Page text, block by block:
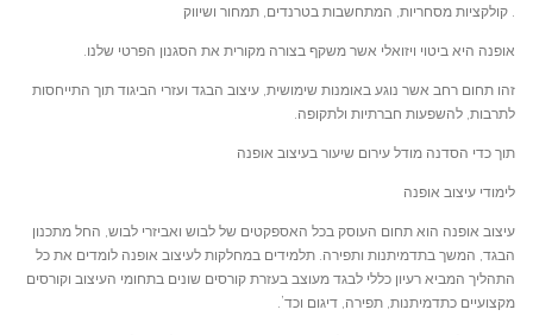
. קולקציות מסחריות, המתחשבות בטרנדים, תמחור ושיווק
אופנה היא ביטוי ויזואלי אשר משקף בצורה מקורית את הסגנון הפרטי שלנו.
זהו תחום רחב אשר נוגע באומנות שימושית, עיצוב הבגד ועזרי הביגוד תוך התייחסות
לתרבות, להשפעות חברתיות ולתקופה.
תוך כדי הסדנה מודל עירום שיעור בעיצוב אופנה
לימודי עיצוב אופנה
עיצוב אופנה הוא תחום העוסק בכל האספקטים של לבוש ואביזרי לבוש, החל מתכנון
הבגד, המשך בתדמיתנות ותפירה. תלמידים במחלקות לעיצוב אופנה לומדים את כל
התהליך המביא רעיון כללי לבגד מעוצב בעזרת קורסים שונים בתחומי העיצוב וקורסים
מקצועיים כתדמיתנות, תפירה, דיגום וכד’.